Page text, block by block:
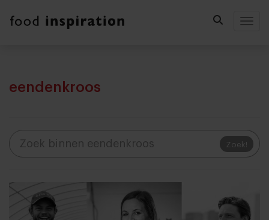
eendenkroos
Zoek!